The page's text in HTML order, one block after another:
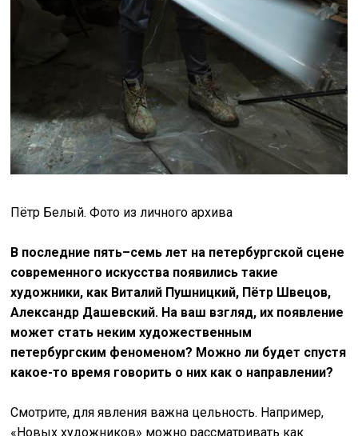
Пётр Белый. Фото из личного архива
В последние пять–семь лет на петербургской сцене
современного искусства появились такие
художники, как Виталий Пушницкий, Пётр Швецов,
Александр Дашевский. На ваш взгляд, их появление
может стать неким художественным
петербургским феноменом? Можно ли будет спустя
какое-то время говорить о них как о направлении?
Смотрите, для явления важна цельность. Например,
«Новых художников» можно рассматривать как